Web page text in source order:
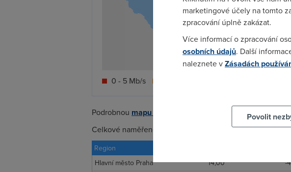
0 - 5 Mb/s
Podrobnou mapu rychlostí Wi-Fi internetu můžete on-
Celkové naměřené rychlosti
Wi-Fi internetuv listopadu
Region
Hlavní město Praha
14,00 -
marketingové účely na tomto
zpracování úplně zakázat.
Více informací o zpracování
osobních údajů. Další
naleznete vZásadách
Povolit